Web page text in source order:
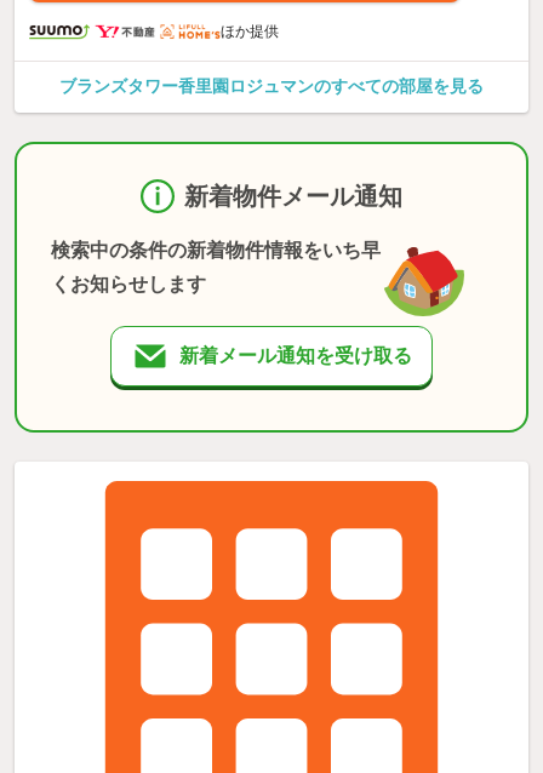
ほか提供
ブランズタワー香里園ロジュマンのすべての部屋を見る
新着物件メール通知
検索中の条件の新着物件情報をいち早
くお知らせします
新着メール通知を受け取る